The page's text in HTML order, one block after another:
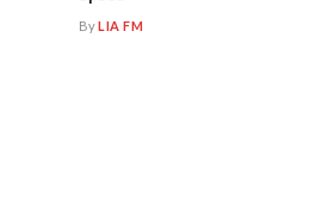
ByLIA FM